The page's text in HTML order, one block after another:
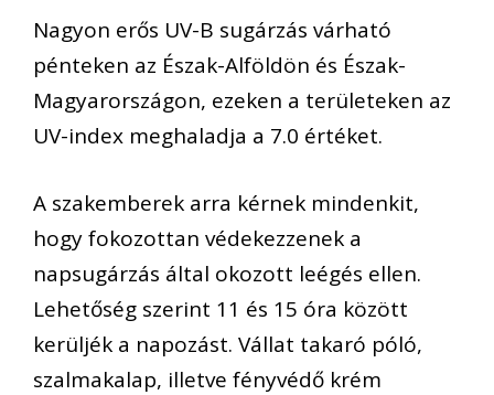
Nagyon erős UV-B sugárzás várható
pénteken az Észak-Alföldön és Észak-
Magyarországon, ezeken a területeken az
UV-index meghaladja a 7.0 értéket.
A szakemberek arra kérnek mindenkit,
hogy fokozottan védekezzenek a
napsugárzás által okozott leégés ellen.
Lehetőség szerint 11 és 15 óra között
kerüljék a napozást. Vállat takaró póló,
szalmakalap, illetve fényvédő krém